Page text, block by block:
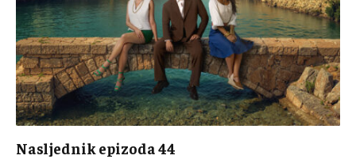
Nasljednik epizoda 44